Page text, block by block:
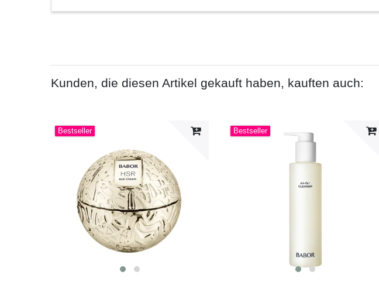
Kunden, die diesen Artikel gekauft haben, kauften auch:
Bestseller Bestseller